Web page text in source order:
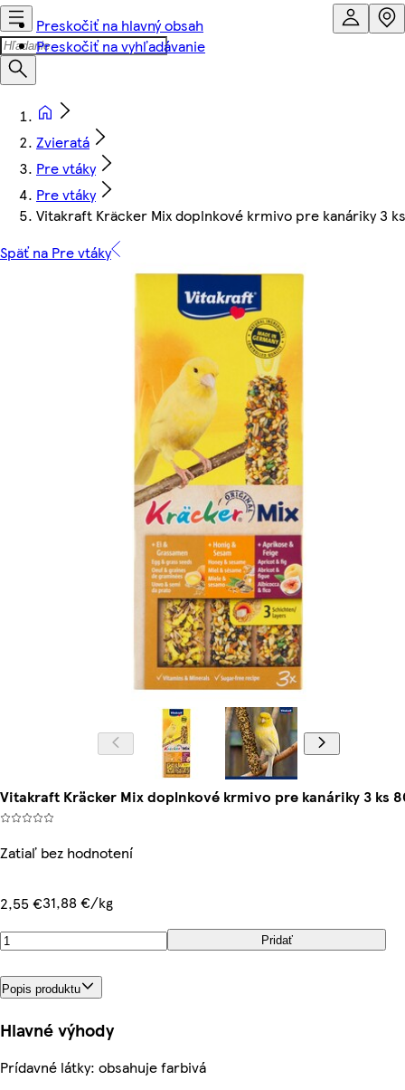
Preskočiť na hlavný obsah
Preskočiť na vyhľadávanie
Zvieratá
Pre vtáky
Pre vtáky
Vitakraft Kräcker Mix doplnkové krmivo pre kanáriky 3
Späť na Pre vtáky
Vitakraft Kräcker Mix doplnkové krmivo pre kanáriky 3 ks
Zatiaľ bez hodnotení
2,55 €31,88 €/kg
Pridať
Popis produktu
Hlavné výhody
Prídavné látky: obsahuje farbivá